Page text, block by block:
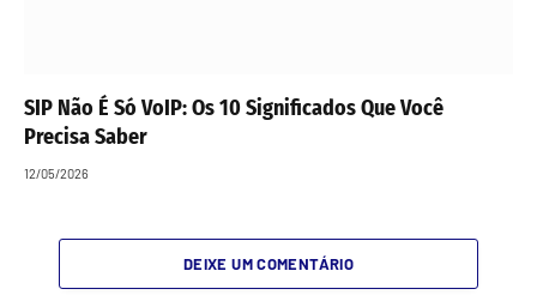
SIP Não É Só VoIP: Os 10 Significados Que Você
Precisa Saber
12/05/2026
DEIXE UM COMENTÁRIO